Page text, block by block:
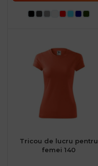
Tricou de lucru pentru
femei 140